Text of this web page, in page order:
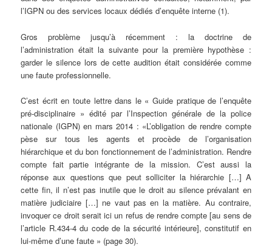
l’IGPN ou des services locaux dédiés d’enquête interne (1).
Gros problème jusqu’à récemment : la doctrine de
l’administration était la suivante pour la première hypothèse :
garder le silence lors de cette audition était considérée comme
une faute professionnelle.
C’est écrit en toute lettre dans le « Guide pratique de l’enquête
pré-disciplinaire » édité par l’Inspection générale de la police
nationale (IGPN) en mars 2014 : «L’obligation de rendre compte
pèse sur tous les agents et procède de l’organisation
hiérarchique et du bon fonctionnement de l’administration. Rendre
compte fait partie intégrante de la mission. C’est aussi la
réponse aux questions que peut solliciter la hiérarchie […] A
cette fin, il n’est pas inutile que le droit au silence prévalant en
matière judiciaire […] ne vaut pas en la matière. Au contraire,
invoquer ce droit serait ici un refus de rendre compte [au sens de
l’article R.434-4 du code de la sécurité intérieure], constitutif en
lui-même d’une faute » (page 30).